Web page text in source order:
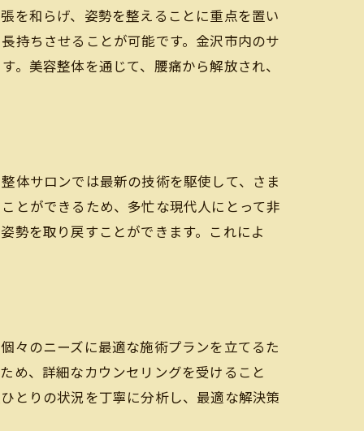
を和らげ、姿勢を整えることに重点を置い
持ちさせることが可能です。金沢市内のサ
。美容整体を通じて、腰痛から解放され、
体サロンでは最新の技術を駆使して、さま
とができるため、多忙な現代人にとって非
勢を取り戻すことができます。これによ
々のニーズに最適な施術プランを立てるた
め、詳細なカウンセリングを受けること
とりの状況を丁寧に分析し、最適な解決策